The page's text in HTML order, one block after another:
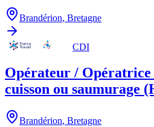
Brandérion, Bretagne
CDI
Opérateur /
cuisson ou saumurage
Brandérion, Bretagne